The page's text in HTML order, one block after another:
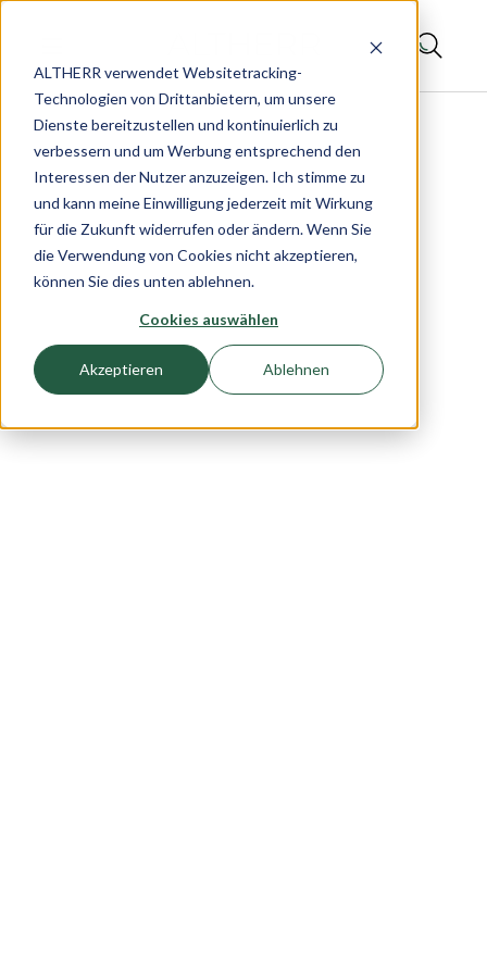
ALTHERR verwendet Websitetracking-
Technologien von Drittanbietern, um unsere
Dienste bereitzustellen und kontinuierlich zu
verbessern und um Werbung entsprechend den
Interessen der Nutzer anzuzeigen. Ich stimme zu
und kann meine Einwilligung jederzeit mit Wirkung
für die Zukunft widerrufen oder ändern. Wenn Sie
die Verwendung von Cookies nicht akzeptieren,
können Sie dies unten ablehnen.
Cookies auswählen
Akzeptieren Ablehnen